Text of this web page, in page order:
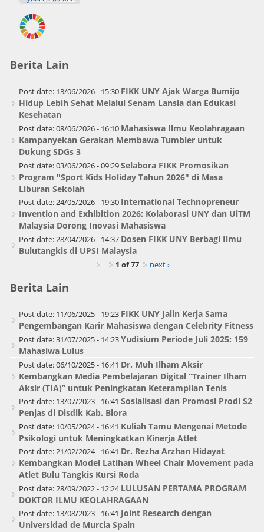
Berita Lain
Post date: 13/06/2026 - 15:30 FIKK UNY Ajak Warga Bumijo
Hidup Lebih Sehat Melalui Senam Lansia dan Edukasi
Kesehatan
Post date:08/06/2026 - 16:10 Mahasiswa Ilmu Keolahragaan
Kampanyekan Gerakan Membawa Tumbler untuk
Dukung SDGs 3
Post date:03/06/2026 - 09:29Selabora FIKK Promosikan
Program "Sport Kids Holiday Tahun 2026" di Masa
Liburan Sekolah
Post date:24/05/2026 - 19:30 International Technopreneur
Invention and Exhibition 2026: Kolaborasi UNY dan UiTM
Malaysia Dorong Inovasi Mahasiswa
Post date:28/04/2026 - 14:37 Dosen FIKK UNY Berbagi Ilmu
Bulutangkis di UPSI Malaysia
1 of 77 next ›
Berita Lain
Post date: 11/06/2025 - 19:23 FIKK UNY Jalin Kerja Sama
Pengembangan Karir Mahasiswa dengan Celebrity Fitness
Post date:31/07/2025 - 14:23Yudisium Periode Juli 2025: 159
Mahasiwa Lulus
Post date:06/10/2025 - 16:41 Dr. Muh Ilham Aksir
Kembangkan Media Pembelajaran Digital “Trainer Ilham
Aksir (TIA)” untuk Peningkatan Keterampilan Tenis
Post date: 13/07/2023 - 16:41 Sosialisasi dan Promosi Prodi S2
Penjas di Disdik Kab. Blora
Post date: 10/05/2024 - 16:41 Kuliah Tamu Mengenai Metode
Psikologi untuk Meningkatkan Kinerja Atlet
Post date:21/02/2024 - 16:41 Dr. Rezha Arzhan Hidayat
Kembangkan Model Latihan Wheel Chair Movement pada
Atlet Bulu Tangkis Kursi Roda
Post date:28/09/2022 - 12:24 LULUSAN PERTAMA PROGRAM
DOKTOR ILMU KEOLAHRAGAAN
Post date: 13/08/2023 - 16:41 Joint Research dengan
Universidad de Murcia Spain